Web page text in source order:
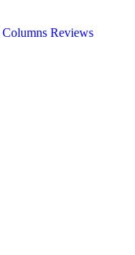
Columns Reviews